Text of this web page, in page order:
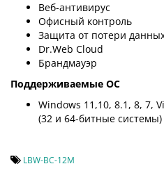
Веб-антивирус
Офисный контроль
Защита от потери
Dr.Web Cloud
Брандмауэр
Поддерживаемые ОС
Windows 11,10, 8.1, 8, 7,
(32 и 64-битные системы)
LBW-BC-12M